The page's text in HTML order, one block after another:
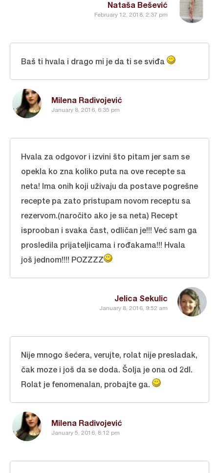
Nataša Bešević
February 12, 2018, 2:37 pm
Milena Radivojević
January 8, 2016, 6:35 pm
Baš ti hvala i drago mi je da ti se sviđa
Jelica Sekulic
January 8, 2016, 9:52 am
Hvala za odgovor i izvini što pitam jer sam se
opekla ko zna koliko puta na ove recepte sa
neta! Ima onih koji uživaju da postave pogrešne
recepte pa zato pristupam novom receptu sa
rezervom.(naročito ako je sa neta) Recept
isprooban i svaka čast, odličan je!!! Već sam ga
prosledila prijateljicama i rođakama!!! Hvala
još jednom!!!! POZZZZ
Milena Radivojević
January 5, 2016, 8:12 pm
Nije mnogo šećera, verujte, rolat nije presladak,
čak moze i još da se doda. Šolja je ona od 2dl.
Rolat je fenomenalan, probajte ga.